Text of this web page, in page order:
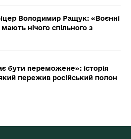
Володимир Ращук: «Воєнні
нічого спільного з
бути переможене»: історія
пережив російський полон